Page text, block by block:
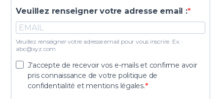
Veuillez renseigner votre adresse email :
Veuillez renseigner votre adresse email pour vous inscrire. Ex. :
abc@xyz.com
J'accepte de recevoir vos e-mails et confirme avoir
pris connaissance de votre politique de
confidentialité et mentions légales.